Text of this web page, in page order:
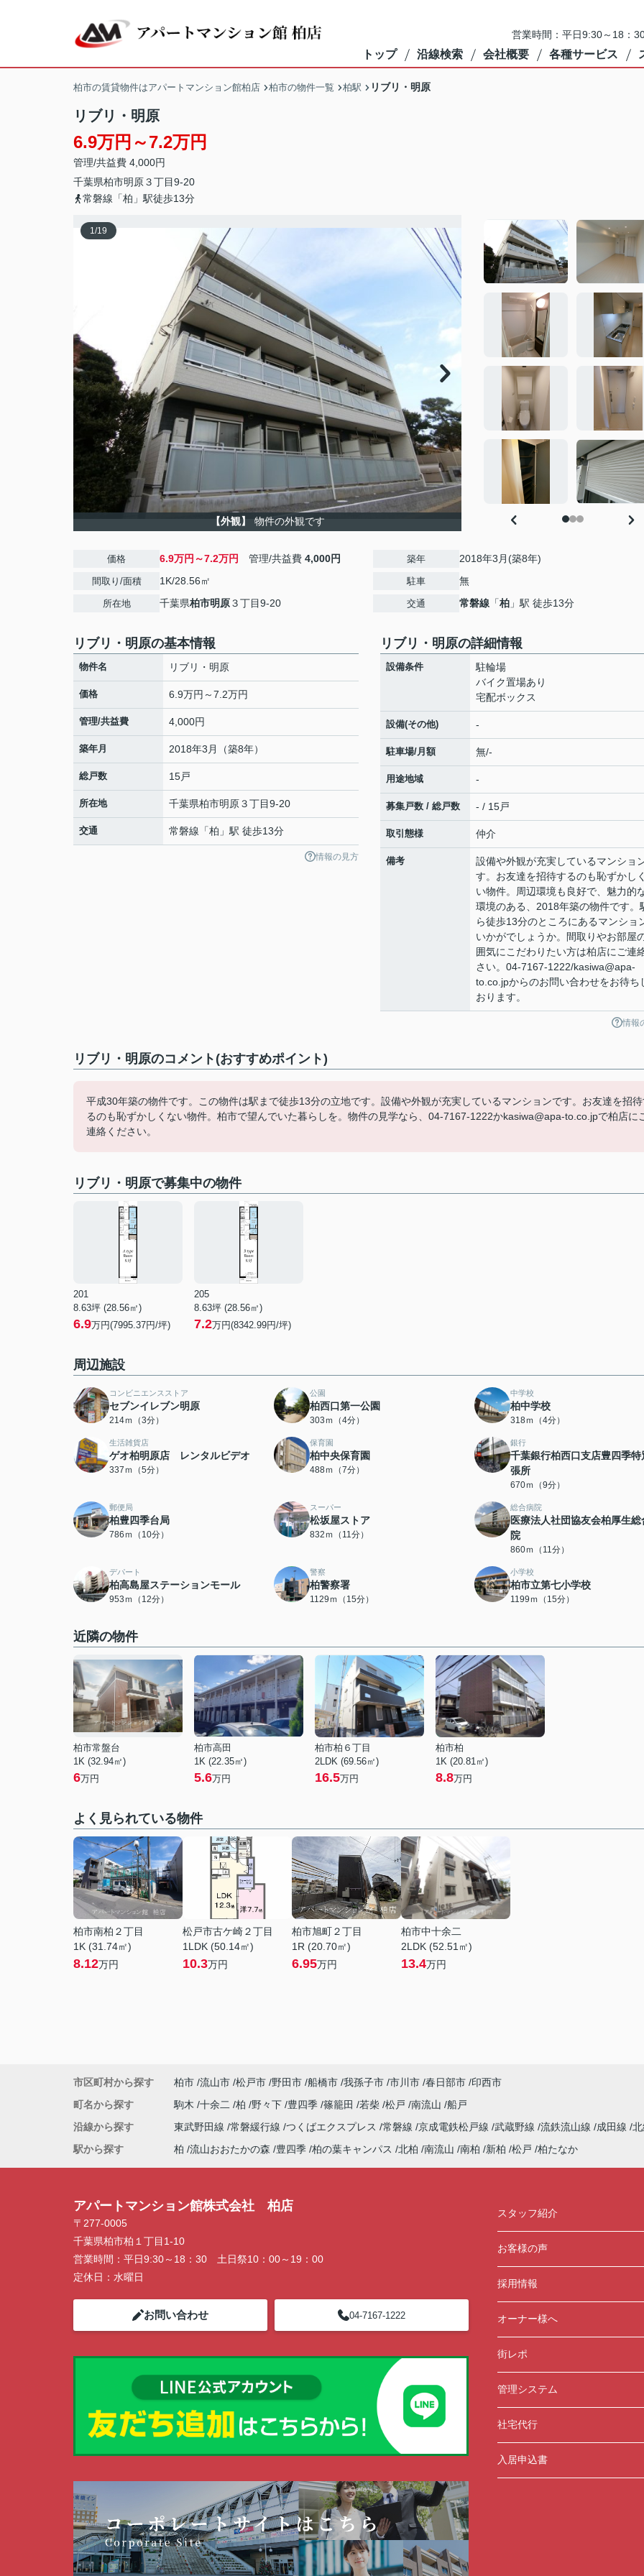
営業時間：平日9:30～18：
トップ 沿線検索 会社概要 各種サービス
柏市の賃貸物件はアパートマンション館柏店 柏市の物件一覧 柏駅 リブリ・明原
リブリ・明原
6.9万円～7.2万円
管理/共益費 4,000円
千葉県柏市明原３丁目9-20
常磐線「柏」駅徒歩13分
1/19
【外観】 物件の外観です
価格 6.9万円～7.2万円 管理/共益費 4,000円
間取り/面積 1K/28.56㎡
所在地 千葉県柏市明原３丁目9-20
築年 2018年3月(築8年)
駐車 無
交通 常磐線 「柏 」駅 徒歩13分
リブリ・明原の基本情報
物件名 リブリ・明原
価格 6.9万円～7.2万円
管理/共益費 4,000円
築年月 2018年3月（築8年）
総戸数 15戸
所在地 千葉県柏市明原３丁目9-20
交通 常磐線 「柏 」駅 徒歩13分
情報の見方
リブリ・明原の詳細情報
設備条件
駐輪場
バイク置場あり
宅配ボックス
設備(その他) -
駐車場/月額 無/-
用途地域 -
募集戸数 / 総戸数 - / 15戸
取引態様 仲介
備考
設備や外観が充実しているマンショ
す。お友達を招待するのも恥ずかし
い物件。周辺環境も良好で、魅力的
環境のある、2018年築の物件です。
ら徒歩13分のところにあるマンショ
いかがでしょうか。間取りやお部屋
囲気にこだわりたい方は柏店にご連
さい。04-7167-1222/kasiwa@apa-
to.co.jpからのお問い合わせをお待ち
おります。
情報
リブリ・明原のコメント(おすすめポイント)
平成30年築の物件です。この物件は駅まで徒歩13分の立地です。設備や外観が充実しているマンションです。お友達を招待
るのも恥ずかしくない物件。柏市で望んでいた暮らしを。物件の見学なら、04-7167-1222かkasiwa@apa-to.co.jpで柏店に
連絡ください。
リブリ・明原で募集中の物件
201
8.63坪 (28.56㎡)
6.9万円(7995.37円/坪)
205
8.63坪 (28.56㎡)
7.2万円(8342.99円/坪)
周辺施設
コンビニエンスストア
セブンイレブン明原
214ｍ（3分）
公園
柏西口第一公園
303ｍ（4分）
中学校
柏中学校
318ｍ（4分）
生活雑貨店
ゲオ柏明原店 レンタルビデオ
337ｍ（5分）
保育園
柏中央保育園
488ｍ（7分）
銀行
千葉銀行柏西口支店豊四季特
張所
670ｍ（9分）
郵便局
柏豊四季台局
786ｍ（10分）
スーパー
松坂屋ストア
832ｍ（11分）
総合病院
医療法人社団協友会柏厚生総
院
860ｍ（11分）
デパート
柏高島屋ステーションモール
953ｍ（12分）
警察
柏警察署
1129ｍ（15分）
小学校
柏市立第七小学校
1199ｍ（15分）
近隣の物件
柏市常盤台
1K (32.94㎡)
6万円
柏市高田
1K (22.35㎡)
5.6万円
柏市柏６丁目
2LDK (69.56㎡)
16.5万円
柏市柏
1K (20.81㎡)
8.8万円
よく見られている物件
柏市南柏２丁目
1K (31.74㎡)
8.12万円
松戸市古ケ崎２丁目
1LDK (50.14㎡)
10.3万円
柏市旭町２丁目
1R (20.70㎡)
6.95万円
柏市中十余二
2LDK (52.51㎡)
13.4万円
市区町村から探す 柏市 流山市 松戸市 野田市 船橋市 我孫子市 市川市 春日部市 印西市
町名から探す
駒木 十余二 柏 野々下 豊四季 篠籠田 若柴 松戸 南流山 船戸
沿線から探す
東武野田線 常磐緩行線 つくばエクスプレス 常磐線 京成電鉄松戸線 武蔵野線 流鉄流山線 成田線
駅から探す
柏 流山おおたかの森 豊四季 柏の葉キャンパス 北柏 南流山 南柏 新柏 松戸 柏たなか
アパートマンション館株式会社 柏店
〒277-0005
千葉県柏市柏１丁目1-10
営業時間： 平日9:30～18：30 土日祭10：00～19：00
定休日： 水曜日
お問い合わせ 04-7167-1222
スタッフ紹介
お客様の声
採用情報
オーナー様へ
街レポ
管理システム
社宅代行
入居申込書